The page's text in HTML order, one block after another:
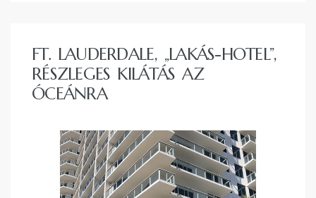
FT. LAUDERDALE, „LAKÁS-HOTEL”,
RÉSZLEGES KILÁTÁS AZ
ÓCEÁNRA